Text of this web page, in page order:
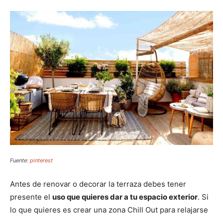
Fuente: pinterest
Antes de renovar o decorar la terraza debes tener
presente el uso que quieres dar a tu espacio exterior. Si
lo que quieres es crear una zona Chill Out para relajarse